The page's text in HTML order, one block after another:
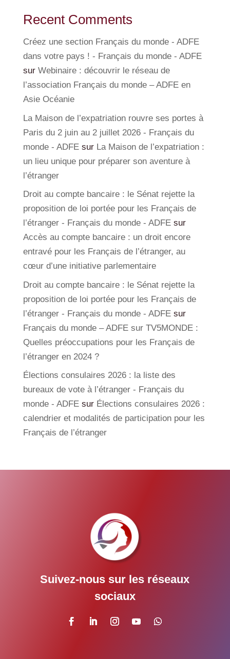
Recent Comments
Créez une section Français du monde - ADFE
dans votre pays ! - Français du monde - ADFE
sur Webinaire : découvrir le réseau de
l’association Français du monde – ADFE en
Asie Océanie
La Maison de l’expatriation rouvre ses portes à
Paris du 2 juin au 2 juillet 2026 - Français du
monde - ADFEsur La Maison de l’expatriation :
un lieu unique pour préparer son aventure à
l’étranger
Droit au compte bancaire : le Sénat rejette la
proposition de loi portée pour les Français de
l’étranger - Français du monde - ADFEsur
Accès au compte bancaire : un droit encore
entravé pour les Français de l’étranger, au
cœur d’une initiative parlementaire
Droit au compte bancaire : le Sénat rejette la
proposition de loi portée pour les Français de
l’étranger - Français du monde - ADFEsur
Français du monde – ADFE sur TV5MONDE :
Quelles préoccupations pour les Français de
l’étranger en 2024 ?
Élections consulaires 2026 : la liste des
bureaux de vote à l’étranger - Français du
monde - ADFEsur Élections consulaires 2026 :
calendrier et modalités de participation pour les
Français de l’étranger
Suivez-nous sur les réseaux
sociaux